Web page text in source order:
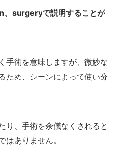
、 surgeryで説明することが
手術を意味しますが、微妙な
ため、シーンによって使い分
り、手術を余儀なくされると
はありません。